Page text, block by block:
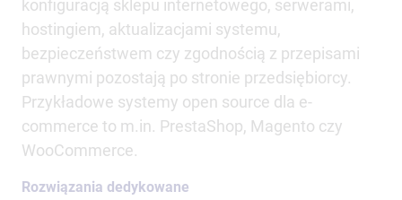
konfiguracją sklepu internetowego, serwerami,
hostingiem, aktualizacjami systemu,
bezpieczeństwem czy zgodnością z przepisami
prawnymi pozostają po stronie przedsiębiorcy.
Przykładowe systemy open source dla e-
commerce to m.in. PrestaShop, Magento czy
WooCommerce.
Rozwiązania dedykowane